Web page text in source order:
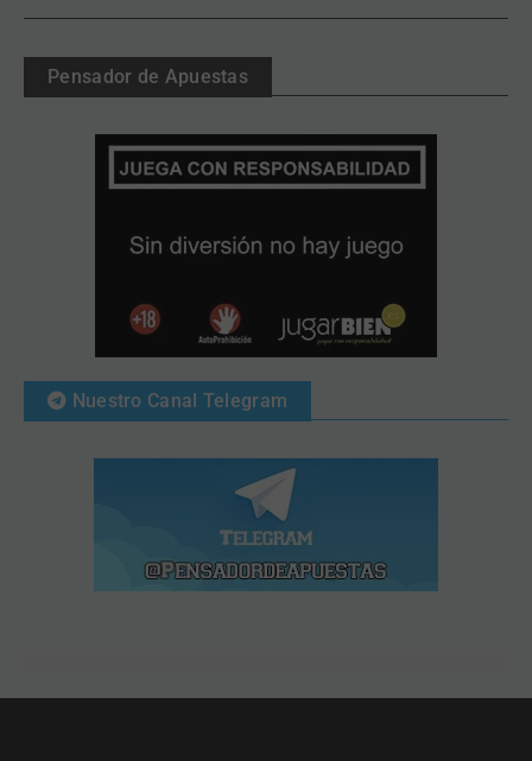
Pensador de Apuestas
Nuestro Canal Telegram